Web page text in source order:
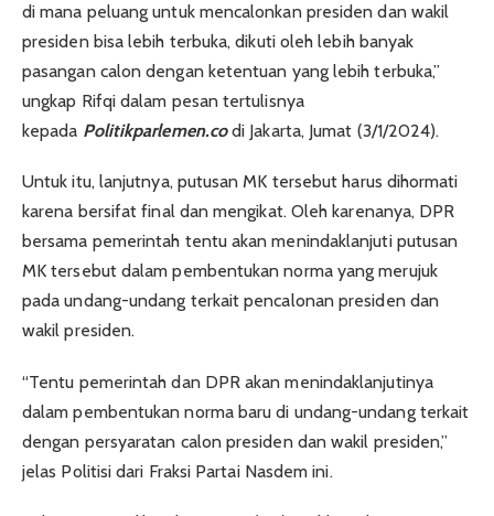
di mana peluang untuk mencalonkan presiden dan wakil
presiden bisa lebih terbuka, dikuti oleh lebih banyak
pasangan calon dengan ketentuan yang lebih terbuka,”
ungkap Rifqi dalam pesan tertulisnya
kepada Politikparlemen.codi Jakarta, Jumat (3/1/2024).
Untuk itu, lanjutnya, putusan MK tersebut harus dihormati
karena bersifat final dan mengikat. Oleh karenanya, DPR
bersama pemerintah tentu akan menindaklanjuti putusan
MK tersebut dalam pembentukan norma yang merujuk
pada undang-undang terkait pencalonan presiden dan
wakil presiden.
“Tentu pemerintah dan DPR akan menindaklanjutinya
dalam pembentukan norma baru di undang-undang terkait
dengan persyaratan calon presiden dan wakil presiden,”
jelas Politisi dari Fraksi Partai Nasdem ini.